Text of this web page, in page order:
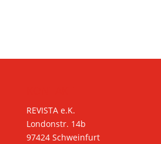
REVISTA e.K.
Londonstr. 14b
97424 Schweinfurt